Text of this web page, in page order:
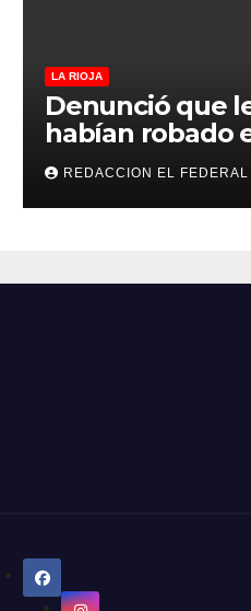
LA RIOJA
Denunció que
habían robado
auto y terminó
confesando
hermano lo
REDACCION EL FEDERAL